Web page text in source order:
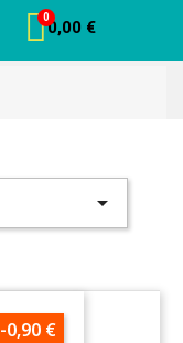
0,00 €

-0,90 €